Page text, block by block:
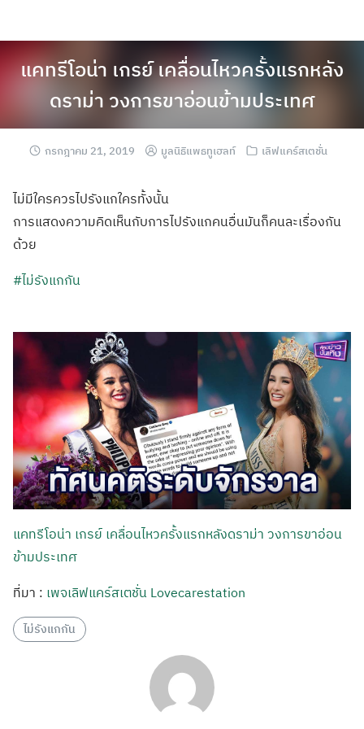
แคทรีโอน่า เกรย์ เคลื่อนไหวครั้งแรกหลัง
ดราม่า วงการขาอ่อนข้ามประเทศ
กรกฎาคม 21, 2019 มูลนิธิแพธทูเฮลท์ เลิฟแคร์สเตชั่น
ไม่มีใครควรไปรังแกใครทั้งนั้น
การแสดงความคิดเห็นกับการไปรังแกคนอื่นมันก็คนละเรื่องกัน
ด้วย
#ไม่รังแกกัน
แคทรีโอน่า เกรย์ เคลื่อนไหวครั้งแรกหลังดราม่า วงการขาอ่อน
ข้ามประเทศ
ที่มา : เพจเลิฟแคร์สเตชั่น Lovecarestation
ไม่รังแกกัน